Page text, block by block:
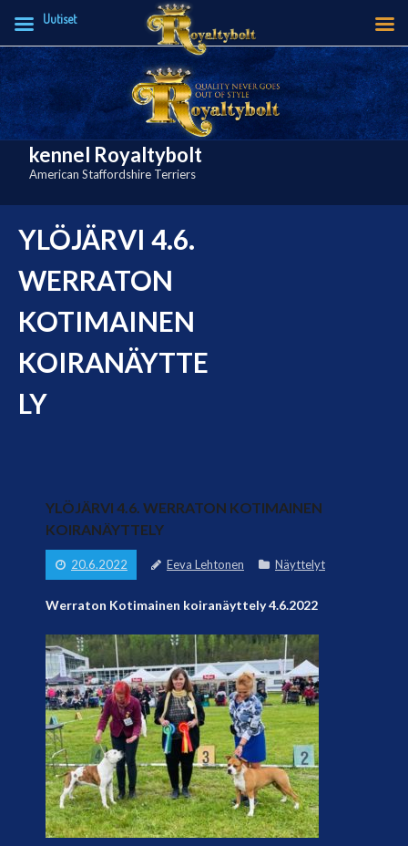
Skip
to
content
kennel Royaltybolt
American Staffordshire Terriers
YLÖJÄRVI 4.6.
WERRATON
KOTIMAINEN
KOIRANÄYTTE
LY
YLÖJÄRVI 4.6. WERRATON KOTIMAINEN
KOIRANÄYTTELY
20.6.2022 Eeva Lehtonen Näyttelyt
Werraton Kotimainen koiranäyttely 4.6.2022
Uutiset